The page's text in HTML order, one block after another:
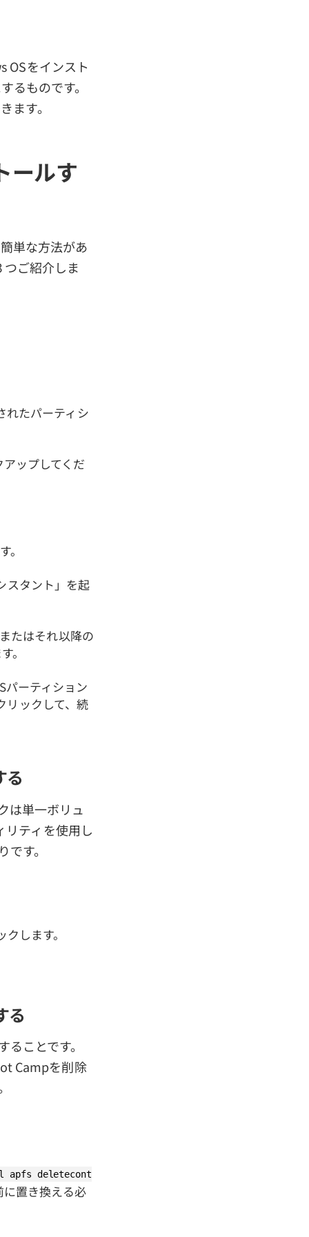
OSをインスト
るものです。
ます。
ールす
単な方法があ
ご紹介しま
れたパーティシ
ップしてくだ
。
スタント」を起
たはそれ以降の
。
ーティション
リックして、続
る
は単一ボリュ
リティを使用し
す。
します。
る
ことです。
Campを削除
apfs deletecont
置き換える必